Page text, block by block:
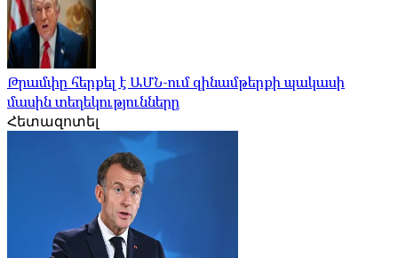
Թրամփը հերքել է ԱՄՆ-ում զինամթերքի պակասի
մասին տեղեկությունները
Հետազոտել